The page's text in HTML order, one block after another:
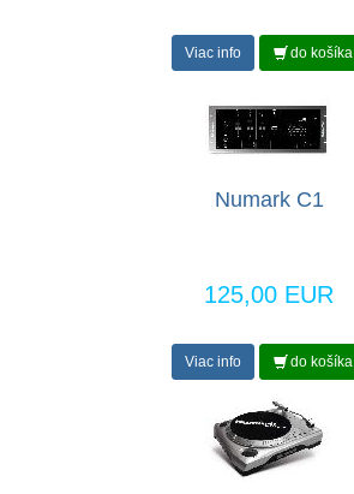
Viac info do košíka
Numark C1
125,00 EUR
Viac info do košíka